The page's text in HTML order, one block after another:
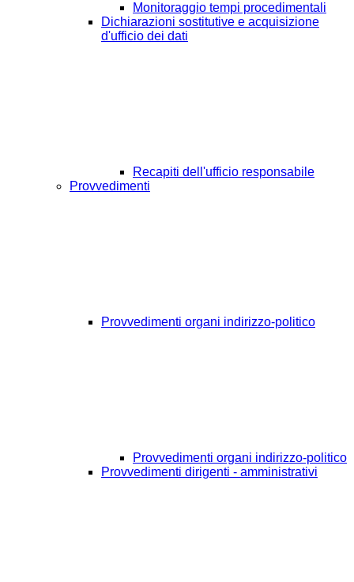
Monitoraggio tempi procedimentali
Dichiarazioni sostitutive e acquisizione
d'ufficio dei dati
Recapiti dell'ufficio responsabile
Provvedimenti
Provvedimenti organi indirizzo-politico
Provvedimenti organi indirizzo-politico
Provvedimenti dirigenti - amministrativi